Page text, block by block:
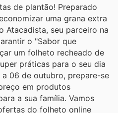
de plantão! Preparado
uma grana extra
Atacadista, seu parceiro na
o "Sabor que
um folheto recheado de
práticas para o seu dia
06 de outubro, prepare-se
em produtos
a sua família. Vamos
do folheto online